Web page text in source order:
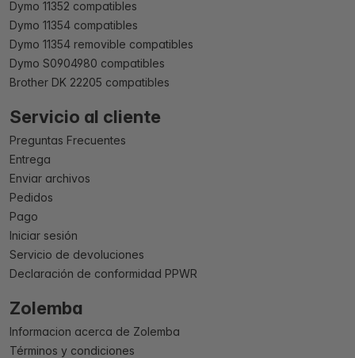
Dymo 11352 compatibles
Dymo 11354 compatibles
Dymo 11354 removible compatibles
Dymo S0904980 compatibles
Brother DK 22205 compatibles
Servicio al cliente
Preguntas Frecuentes
Entrega
Enviar archivos
Pedidos
Pago
Iniciar sesión
Servicio de devoluciones
Declaración de conformidad PPWR
Zolemba
Informacion acerca de Zolemba
Términos y condiciones